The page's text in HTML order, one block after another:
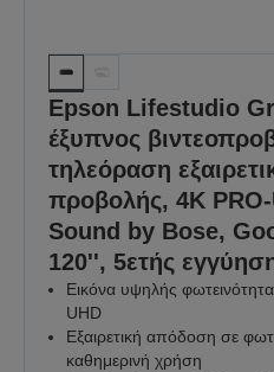
Epson Lifestudio
έξυπνος
τηλεόραση
προβολής, 4K
Sound by Bose,
120'', 5ετής
Εικόνα υψηλής
UHD
Εξαιρετική απόδοση σε
καθημερινή χρήση